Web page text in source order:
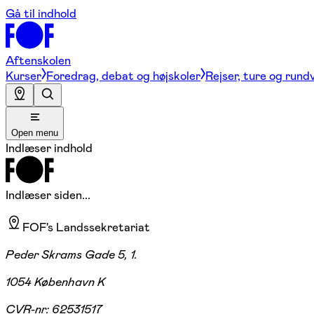
Gå til indhold
Aftenskolen
Kurser Foredrag, debat og højskoler Rejser, ture og
Open menu
Indlæser indhold
Indlæser siden...
FOF's Landssekretariat
Peder Skrams Gade 5, 1.
1054 København K
CVR-nr: 62531517